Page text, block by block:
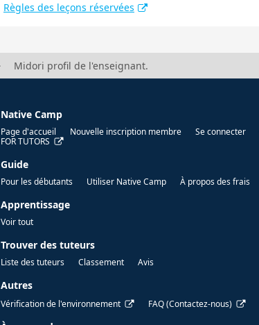
Règles des leçons réservées
Midori profil de l'enseignant.
Native Camp
Page d'accueil Nouvelle inscription membre Se connecter
FOR TUTORS
Guide
Pour les débutants Utiliser Native Camp À propos des frais
Apprentissage
Voir tout
Trouver des tuteurs
Liste des tuteurs Classement Avis
Autres
Vérification de l'environnement FAQ (Contactez-nous)